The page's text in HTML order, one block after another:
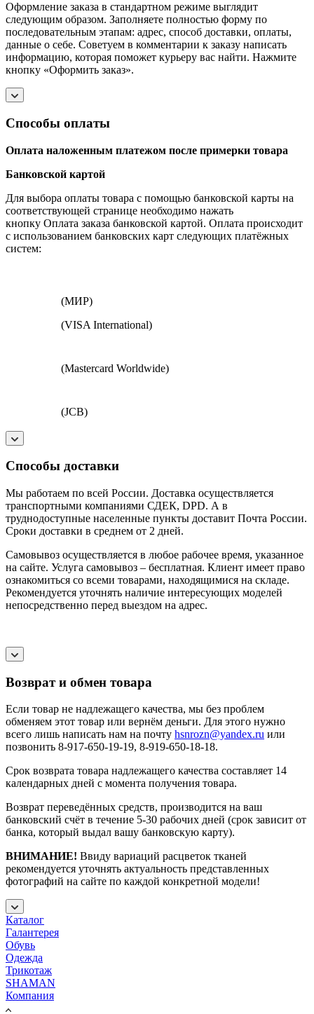
Оформление заказа в стандартном режиме выглядит
следующим образом. Заполняете полностью форму по
последовательным этапам: адрес, способ доставки, оплаты,
данные о себе. Советуем в комментарии к заказу написать
информацию, которая поможет курьеру вас найти. Нажмите
кнопку «Оформить заказ».
Способы оплаты
Оплата наложенным платежом после примерки товара
Банковской картой
Для выбора оплаты товара с помощью банковской карты на
соответствующей странице необходимо нажать
кнопку Оплата заказа банковской картой. Оплата происходит
с использованием банковских карт следующих платёжных
систем:
(МИР)
(VISA International)
(Mastercard Worldwide)
(JCB)
Способы доставки
Мы работаем по всей России. Доставка осуществляется
транспортными компаниями СДЕК, DPD. А в
труднодоступные населенные пункты доставит Почта России.
Сроки доставки в среднем от 2 дней.
Самовывоз осуществляется в любое рабочее время, указанное
на сайте. Услуга самовывоз – бесплатная. Клиент имеет право
ознакомиться со всеми товарами, находящимися на складе.
Рекомендуется уточнять наличие интересующих моделей
непосредственно перед выездом на адрес.
Возврат и обмен товара
Если товар не надлежащего качества, мы без проблем
обменяем этот товар или вернём деньги. Для этого нужно
всего лишь написать нам на почту hsnrozn@yandex.ru или
позвонить 8-917-650-19-19, 8-919-650-18-18.
Срок возврата товара надлежащего качества составляет 14
календарных дней с момента получения товара.
Возврат переведённых средств, производится на ваш
банковский счёт в течение 5-30 рабочих дней (срок зависит от
банка, который выдал вашу банковскую карту).
ВНИМАНИЕ! Ввиду вариаций расцветок тканей
рекомендуется уточнять актуальность представленных
фотографий на сайте по каждой конкретной модели!
Каталог
Галантерея
Обувь
Одежда
Трикотаж
SHAMAN
Компания